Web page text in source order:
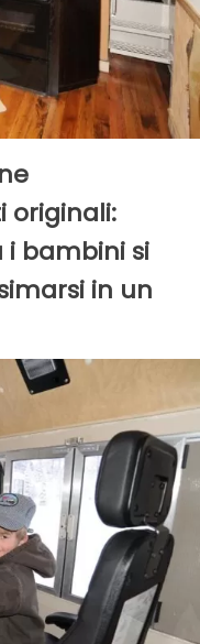
originali:
bambini si
in un